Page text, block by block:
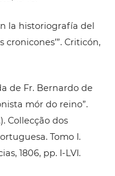
la historiografía del
cronicones’”. Criticón,
de Fr. Bernardo de
mór do reino”.
Collecção dos
Tomo I.
1806, pp. I-LVI.